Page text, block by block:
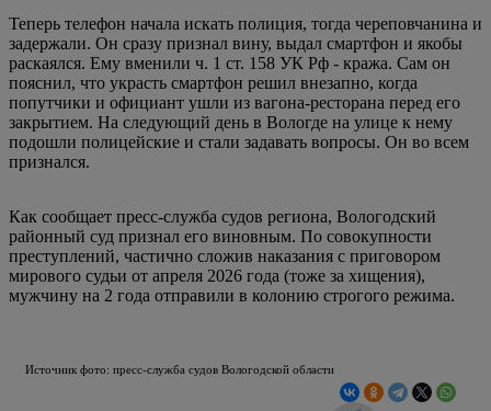
Теперь телефон начала искать полиция, тогда череповчанина и
задержали. Он сразу признал вину, выдал смартфон и якобы
раскаялся. Ему вменили ч. 1 ст. 158 УК Рф - кража. Сам он
пояснил, что украсть смартфон решил внезапно, когда
попутчики и официант ушли из вагона-ресторана перед его
закрытием. На следующий день в Вологде на улице к нему
подошли полицейские и стали задавать вопросы. Он во всем
признался.
Как сообщает пресс-служба судов региона, Вологодский
районный суд признал его виновным. По совокупности
преступлений, частично сложив наказания с приговором
мирового судьи от апреля 2026 года (тоже за хищения),
мужчину на 2 года отправили в колонию строгого режима.
Источник фото: пресс-служба судов Вологодской области